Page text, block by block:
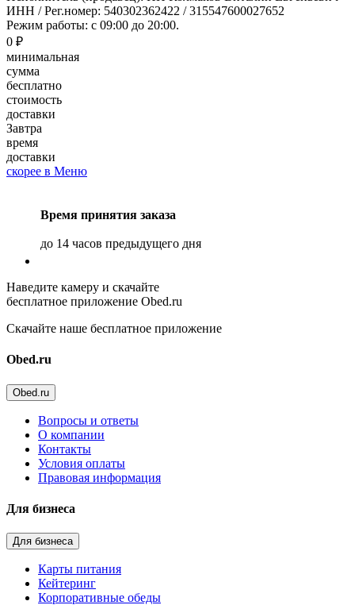
ИНН / Рег.номер: 540302362422 / 315547600027652
Режим работы: с 09:00 до 20:00.
0 ₽
минимальная
сумма
бесплатно
стоимость
доставки
Завтра
время
доставки
скорее в Меню
Время принятия заказа
до 14 часов предыдущего дня
Наведите камеру и скачайте
бесплатное приложение Obed.ru
Скачайте наше бесплатное приложение
Obed.ru
Obed.ru
Вопросы и ответы
О компании
Контакты
Условия оплаты
Правовая информация
Для бизнеса
Для бизнеса
Карты питания
Кейтеринг
Корпоративные обеды